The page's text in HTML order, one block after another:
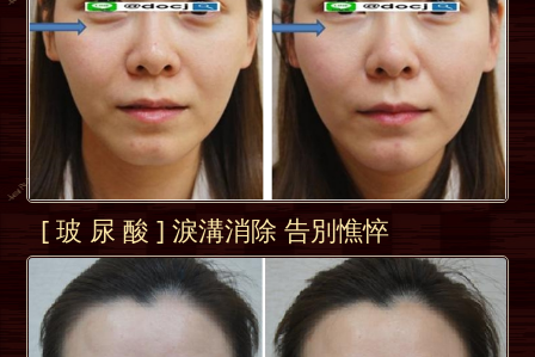
[ 玻 尿 酸 ] 淚溝消除 告別憔悴